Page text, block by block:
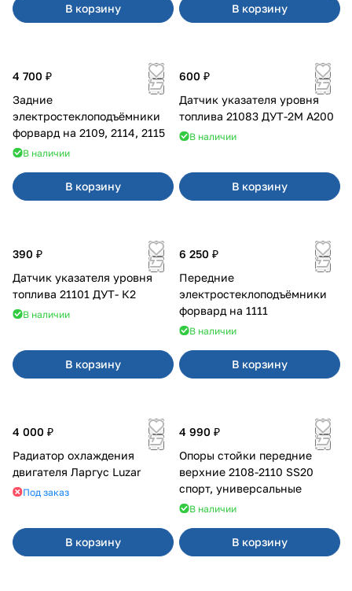
В корзину В корзину
4 700 ₽
Задние
электростеклоподъёмники
форвард на 2109, 2114, 2115
В наличии
В корзину
600 ₽
Датчик указателя уровня
топлива 21083 ДУТ-2М А200
В наличии
В корзину
390 ₽
Датчик указателя уровня
топлива 21101 ДУТ- К2
В наличии
В корзину
6 250 ₽
Передние
электростеклоподъёмники
форвард на 1111
В наличии
В корзину
4 000 ₽
Радиатор охлаждения
двигателя Ларгус Luzar
Под заказ
В корзину
4 990 ₽
Опоры стойки передние
верхние 2108-2110 SS20
спорт, универсальные
В наличии
В корзину